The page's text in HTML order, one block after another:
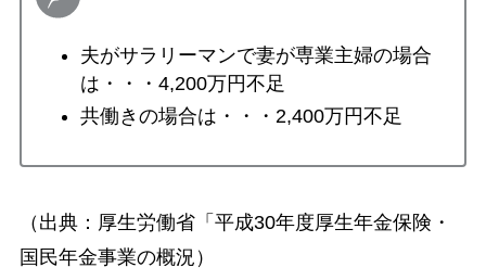
夫がサラリーマンで妻が専業主婦の場合
は・・・4,200万円不足
共働きの場合は・・・2,400万円不足
（出典：厚生労働省「平成30年度厚生年金保険・
国民年金事業の概況 ）